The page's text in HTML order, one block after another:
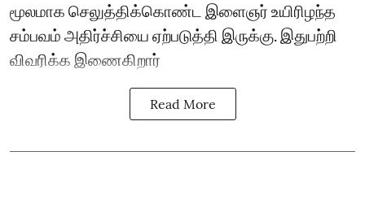
மூலமாக செலுத்திக்கொண்ட இளைஞர் உயிரிழந்த
சம்பவம் அதிர்ச்சியை ஏற்படுத்தி இருக்கு. இதுபற்றி
விவரிக்க இணைகிறார்
Read More